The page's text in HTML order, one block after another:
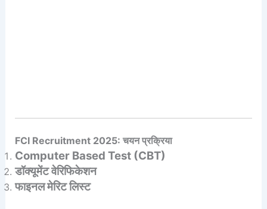
FCI Recruitment 2025: चयन प्रक्रिया
Computer Based Test (CBT)
डॉक्यूमेंट वेरिफिकेशन
फाइनल मेरिट लिस्ट